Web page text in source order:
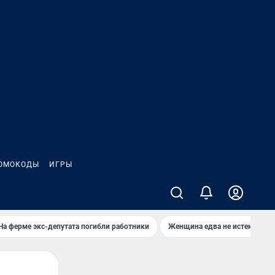
ИГРЫ
ферме экс-депутата погибли работники Женщина едва не истекла